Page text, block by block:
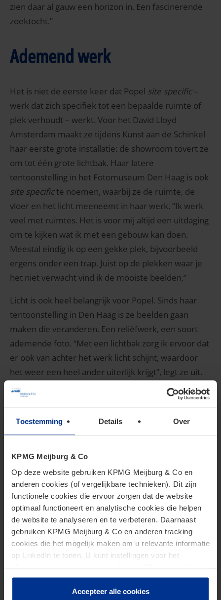
Toestemming Details Over
KPMG Meijburg & Co
Op deze website gebruiken KPMG Meijburg & Co en
anderen cookies (of vergelijkbare technieken). Dit zijn
functionele cookies die ervoor zorgen dat de website
optimaal functioneert en analytische cookies die helpen
de website te analyseren en te verbeteren. Daarnaast
gebruiken KPMG Meijburg & Co en anderen tracking
cookies die het mogelijk maken om u relevante informatie
op LinkedIn te tonen. U kunt instellingen voor het
te klikken. Als u op “Accepteer alle cookies” klikt, geeft u
toestemming voor het gebruik van alle cookies. Deze
Accepteer alle cookies
zien daar al gauw een horizon in. Een fascinerende
zoektocht.”
Ademend werk
Het is niet de eerste keer dat Popel site specific–
werk dat zich specifiek tot een bepaalde ruimte of
plek verhoudt – werkt. Voor het David Lloyd
Amsterdam maakt ze tijdens Kunst aan de Schinkel
haar eerste grote installatie: de showroom tovert ze
om tot één grote lichtbak. Haar latere
tentoonstelling in het Fotomuseum Den Haag is ook
site specificte noemen, waarbij ze de ruimte, de
vloer en het licht meeneemt in haar werk. “Ik werk
veel met ruimtes. Het is voor mij altijd een uitdaging
om te kijken wat ik met een gebouw kan doen.
Meestal eindig ik op een gekke plek, bijvoorbeeld
ergens onder een trap. Juist op de plekken waar je
het niet verwacht vind ik de mooiste beelden.”
Licht is ook heel belangrijk voor Popel. Sinds haar
tentoonstelling in Den Haag is ze beelden gaan
maken die veranderen. Een reliëfwerk, een soort
ademende foto. “Met een lichtbak zorg ik ervoor dat
er ook van achter het werk licht schijnt, waardoor
het weer een heel ander uiterlijk krijgt”, legt ze uit.
“Het is constant in beweging. Als je erlangs loopt ziet
het er op één manier uit, maar als je er later weer
moet de tijd nemen en een paar minuten stilstaan
rustpunt, een moment van bezinning.”
Ontwikkeling zonder kader
Voor de tentoonstelling van Unseen mogen galeries
wereldwijd iemand insturen voor de Meijburg-prijs.
Zo komt Popel via TORCH Gallery – die haar werk